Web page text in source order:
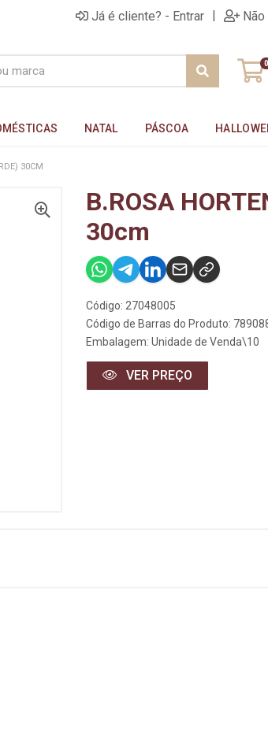
Já é cliente? - Entrar |
0
NATAL PÁSCOA
30CM
B.ROSA
30cm
Código: 27048005
Código de Barras do Produto:
Embalagem: Unidade de Venda\10
VER PREÇO